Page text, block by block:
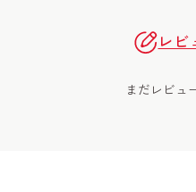
レビ
まだレビュ